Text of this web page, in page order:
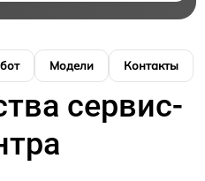
Модели Контакты
сервис-